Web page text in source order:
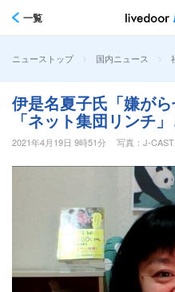
一覧
ニューストップ > 国内ニュース >
伊是名夏子氏「嫌が
「ネット集団リンチ
2021年4月19日 9時51分
写真：J-